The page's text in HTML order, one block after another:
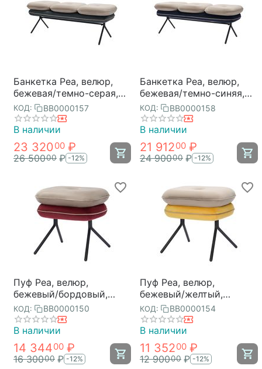
Банкетка Pea, велюр,
бежевая/темно-серая,
Bergenson Bjorn
КОД: BB0000157
В наличии
23 32000 ₽
26 50000 ₽ -12%
Банкетка Pea, велюр,
бежевая/темно-синяя,
Bergenson Bjorn
КОД: BB0000158
В наличии
21 91200 ₽
24 90000 ₽ -12%
Пуф Pea, велюр,
бежевый/бордовый,
Bergenson Bjorn
КОД: BB0000150
В наличии
14 34400 ₽
16 30000 ₽ -12%
Пуф Pea, велюр,
бежевый/желтый,
Bergenson Bjorn
КОД: BB0000154
В наличии
11 35200 ₽
12 90000 ₽ -12%